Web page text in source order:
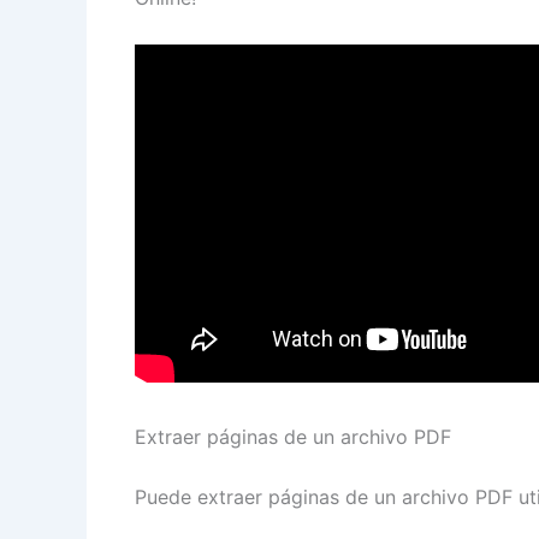
Extraer páginas de un archivo PDF
Puede extraer páginas de un archivo PDF